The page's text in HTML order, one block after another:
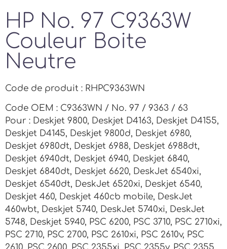
HP No. 97 C9363W
Couleur Boite
Neutre
Code de produit : RHPC9363WN
Code OEM : C9363WN / No. 97 / 9363 / 63
Pour : Deskjet 9800, Deskjet D4163, Deskjet D4155,
Deskjet D4145, Deskjet 9800d, Deskjet 6980,
Deskjet 6980dt, Deskjet 6988, Deskjet 6988dt,
Deskjet 6940dt, Deskjet 6940, Deskjet 6840,
Deskjet 6840dt, Deskjet 6620, DeskJet 6540xi,
Deskjet 6540dt, DeskJet 6520xi, Deskjet 6540,
Deskjet 460, Deskjet 460cb mobile, DeskJet
460wbt, Deskjet 5740, DeskJet 5740xi, DeskJet
5748, Deskjet 5940, PSC 6200, PSC 3710, PSC 2710xi,
PSC 2710, PSC 2700, PSC 2610xi, PSC 2610v, PSC